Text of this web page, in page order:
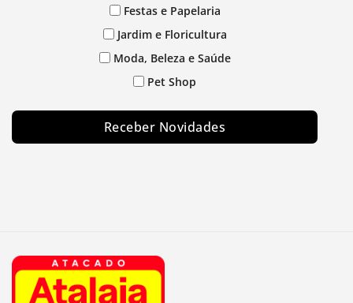
Festas e Papelaria
Jardim e Floricultura
Moda, Beleza e Saúde
Pet Shop
Receber Novidades